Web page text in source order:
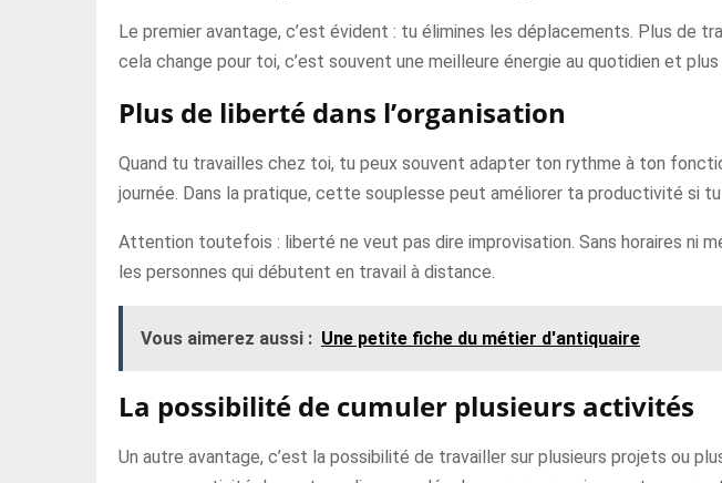
Le premier avantage, c’est évident : tu élimines les déplacements. Plus de
cela change pour toi, c’est souvent une meilleure énergie au quotidien et
Plus de liberté dans l’organisation
Quand tu travailles chez toi, tu peux souvent adapter ton rythme à ton
journée. Dans la pratique, cette souplesse peut améliorer ta productivité si tu
Attention toutefois : liberté ne veut pas dire improvisation. Sans horaires ni
les personnes qui débutent en travail à distance.
Vous aimerez aussi : Une petite fiche du métier d'antiquaire
La possibilité de cumuler plusieurs activités
Un autre avantage, c’est la possibilité de travailler sur plusieurs projets ou